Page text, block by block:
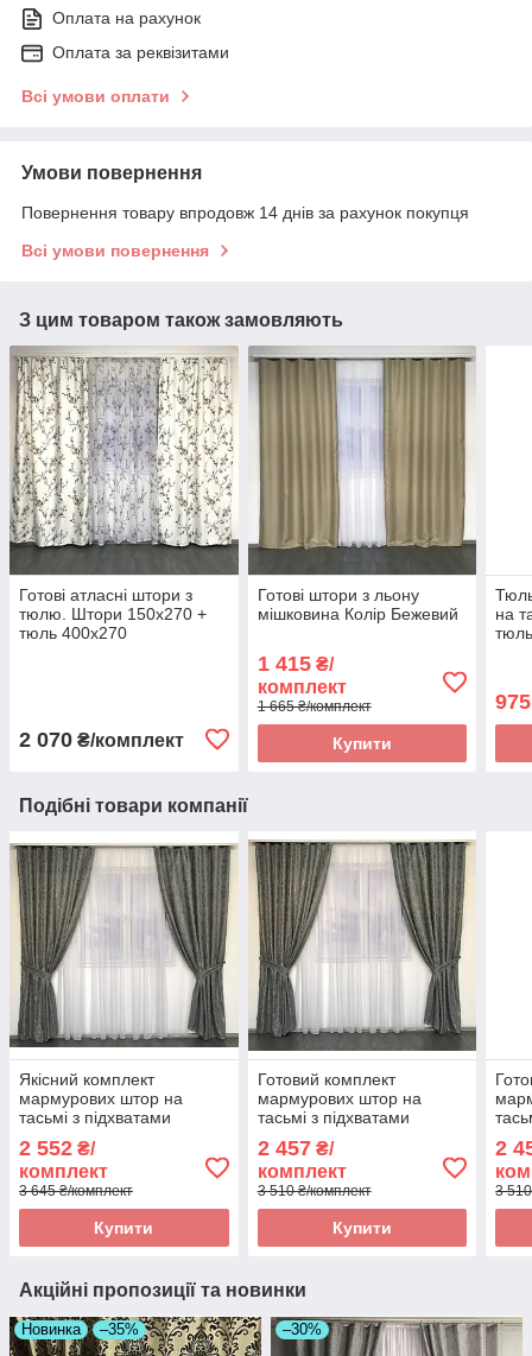
Оплата на рахунок
Оплата за реквізитами
Всі умови оплати
Умови повернення
Повернення товару впродовж 14 днів за рахунок покупця
Всі умови повернення
З цим товаром також замовляють
Готові атласні штори з
тюлю. Штори 150x270 +
тюль 400x270
2 070 ₴/комплект
Готові штори з льону
мішковина Колір Бежевий
1 415₴/
комплект
1 665 ₴/комплект
Купити
на
975
Подібні товари компанії
Якісний комплект
мармурових штор на
тасьмі з підхватами
200х270 см і тюль
500х270 см Колір Графіт
2 552 ₴/
комплект
3 645 ₴/комплект
Купити
Готовий комплект
мармурових штор на
тасьмі з підхватами
200х270 см з тюлем
шифон 400х270 см Колір -
Графіт
2 457₴/
комплект
3 510 ₴/комплект
Купити
2
3
Акційні пропозиції та новинки
Новинка –35% –30%